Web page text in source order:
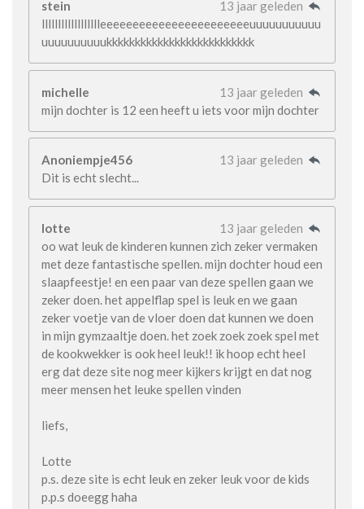
stein
13 jaar geleden
lllllllllllllllllleeeeeeeeeeeeeeeeeeeeeeeuuuuuuuuuuu
uuuuuuuuuukkkkkkkkkkkkkkkkkkkkkkkkkk
michelle
13 jaar geleden
mijn dochter is 12 een heeft u iets voor mijn dochter
Anoniempje456
13 jaar geleden
Dit is echt slecht...
lotte
13 jaar geleden
oo wat leuk de kinderen kunnen zich zeker vermaken
met deze fantastische spellen. mijn dochter houd een
slaapfeestje! en een paar van deze spellen gaan we
zeker doen. het appelflap spel is leuk en we gaan
zeker voetje van de vloer doen dat kunnen we doen
in mijn gymzaaltje doen. het zoek zoek zoek spel met
de kookwekker is ook heel leuk!! ik hoop echt heel
erg dat deze site nog meer kijkers krijgt en dat nog
meer mensen het leuke spellen vinden
liefs,
Lotte
p.s. deze site is echt leuk en zeker leuk voor de kids
p.p.s doeegg haha